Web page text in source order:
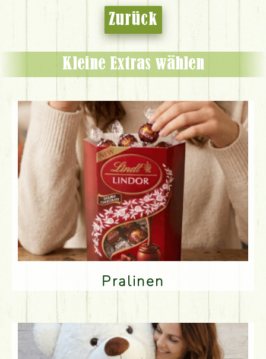
Zurück
Kleine Extras wählen
Pralinen